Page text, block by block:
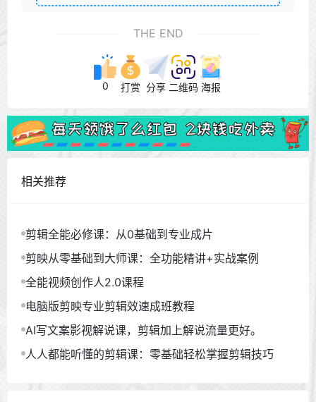
THE END
0 打赏 分享 二维码 海报
相关推荐
剪辑全能必修课：从0基础到专业成片
剪映从零基础到大师课：全功能精讲+实战案例
全能视频创作人2.0课程
电脑版剪映专业剪辑效速成班教程
AI写文案影视解说课，剪辑加上解说流量更好。
人人都能听懂的剪辑课：零基础轻松掌握剪辑技巧